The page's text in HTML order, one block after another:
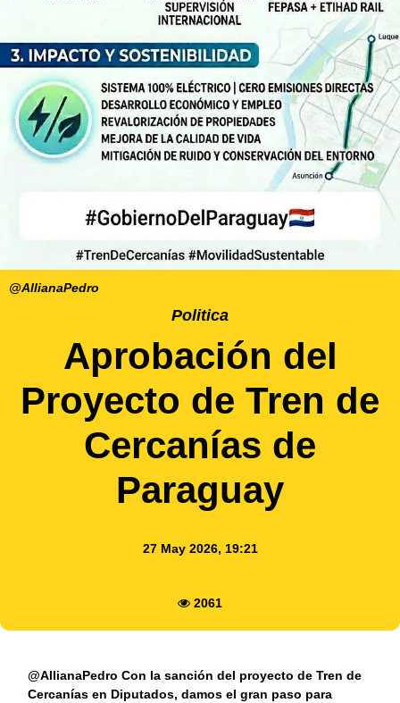
@AllianaPedro
Politica
Aprobación del
Proyecto de Tren de
Cercanías de
Paraguay
27 May 2026, 19:21
2061
@AllianaPedro Con la sanción del proyecto de Tren de
Cercanías en Diputados, damos el gran paso para